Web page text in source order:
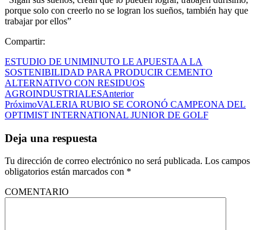
porque solo con creerlo no se logran los sueños, también hay que
trabajar por ellos”
Compartir:
ESTUDIO DE UNIMINUTO LE APUESTA A LA
SOSTENIBILIDAD PARA PRODUCIR CEMENTO
ALTERNATIVO CON RESIDUOS
AGROINDUSTRIALESAnterior
PróximoVALERIA RUBIO SE CORONÓ CAMPEONA DEL
OPTIMIST INTERNATIONAL JUNIOR DE GOLF
Deja una respuesta
Tu dirección de correo electrónico no será publicada. Los campos
obligatorios están marcados con *
COMENTARIO